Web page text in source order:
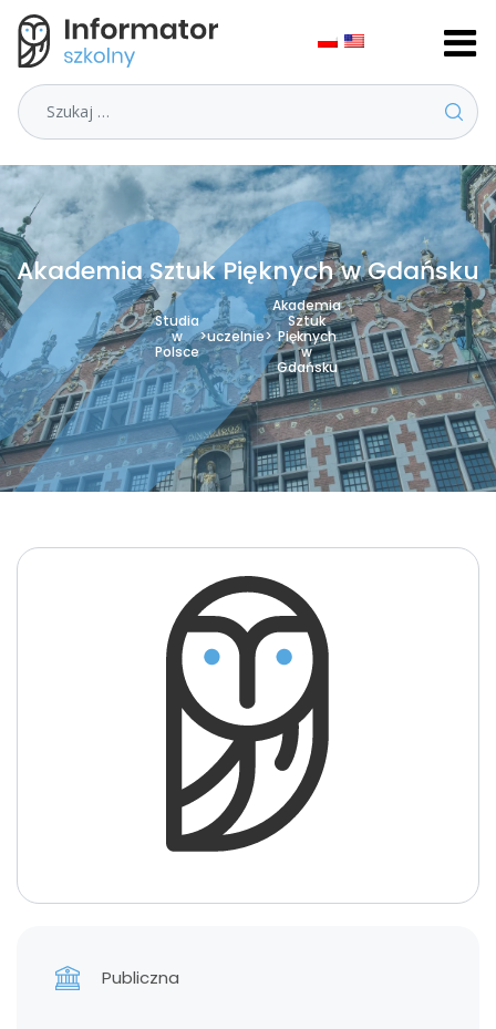
Szukaj
Akademia Sztuk Pięknych w Gdańsku
Studia
w
Polsce
>uczelnie>
Akademia
Sztuk
Pięknych
w
Gdańsku
Publiczna